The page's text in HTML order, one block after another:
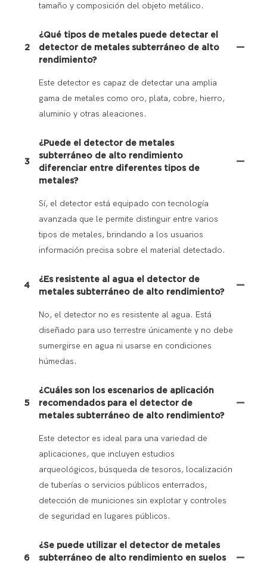
tamaño y composición del objeto metálico.
2
¿Qué tipos de metales puede detectar el
detector de metales subterráneo de alto
rendimiento?
Este detector es capaz de detectar una amplia
gama de metales como oro, plata, cobre, hierro,
aluminio y otras aleaciones.
3
¿Puede el detector de metales
subterráneo de alto rendimiento
diferenciar entre diferentes tipos de
metales?
Sí, el detector está equipado con tecnología
avanzada que le permite distinguir entre varios
tipos de metales, brindando a los usuarios
información precisa sobre el material detectado.
4
¿Es resistente al agua el detector de
metales subterráneo de alto rendimiento?
No, el detector no es resistente al agua. Está
diseñado para uso terrestre únicamente y no debe
sumergirse en agua ni usarse en condiciones
húmedas.
5
¿Cuáles son los escenarios de aplicación
recomendados para el detector de
metales subterráneo de alto rendimiento?
Este detector es ideal para una variedad de
aplicaciones, que incluyen estudios
arqueológicos, búsqueda de tesoros, localización
de tuberías o servicios públicos enterrados,
detección de municiones sin explotar y controles
de seguridad en lugares públicos.
6
¿Se puede utilizar el detector de metales
subterráneo de alto rendimiento en suelos